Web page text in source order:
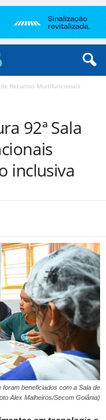
Recursos Multifuncionais
92ª Sala
inclusiva
beneficiados com a Sala de
Alex Malheiros/Secom Goiânia)